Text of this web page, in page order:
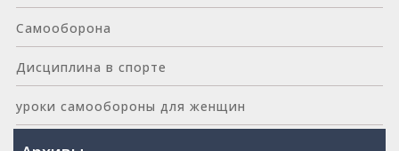
Самооборона
Дисциплина в спорте
уроки самообороны для женщин